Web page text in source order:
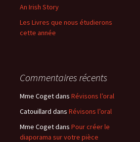
An Irish Story
Les Livres que nous étudierons
cette année
Commentaires récents
Mme Cogetdans Révisons l’oral
Catouillard dans Révisons l’oral
Mme Cogetdans Pour créer le
diaporama sur votre pièce